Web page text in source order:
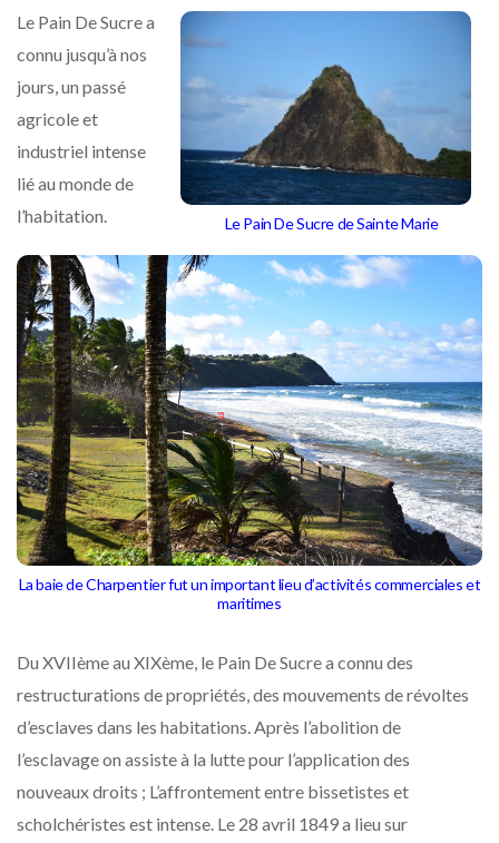
Le Pain De Sucre de Sainte Marie
Le Pain De Sucre a
connu jusqu’à nos
jours, un passé
agricole et
industriel intense
lié au monde de
l’habitation.
La baie de Charpentier fut un important lieu d’activités commerciales et
maritimes
Du XVIIème au XIXème, le Pain De Sucre a connu des
restructurations de propriétés, des mouvements de révoltes
d’esclaves dans les habitations. Après l’abolition de
l’esclavage on assiste à la lutte pour l’application des
nouveaux droits ; L’affrontement entre bissetistes et
scholchéristes est intense. Le 28 avril 1849 a lieu sur